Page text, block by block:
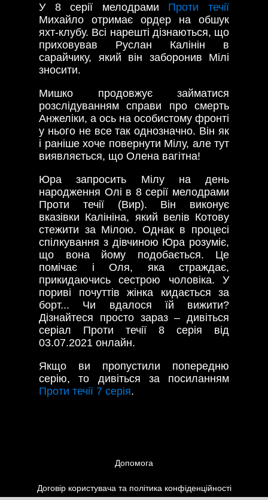
У 8 серії мелодрами Проти течії
Михайло отримає ордер на обшук
яхт-клубу. Всі нарешті дізнаються, що
приховував Руслан Калінін в
сарайчику, який він заборонив Мілі
зносити.
Мишко продовжує займатися
розслідуванням справи про смерть
Анжеліки, а ось на особистому фронті
у нього не все так однозначно. Він як
і раніше хоче повернути Мілу, але тут
виявляється, що Олена вагітна!
Юра запросить Мілу на день
народження Олі в 8 серії мелодрами
Проти течії (Вир). Він виконує
вказівки Калініна, який велів Котову
стежити за Мілою. Однак в процесі
спілкування з дівчиною Юра розуміє,
що вона йому подобається. Це
помічає і Оля, яка страждає,
прикидаючись сестрою чоловіка. У
пориві почуттів жінка кидається за
борт... Чи вдалося їй вижити?
Дізнайтеся просто зараз – дивіться
серіал Проти течії 8 серія від
03.07.2021 онлайн.
Якщо ви пропустили попередню
серію, то дивіться за посиланням
Проти течії 7 серія.
Допомога
Договір користувача та політика конфіденційності